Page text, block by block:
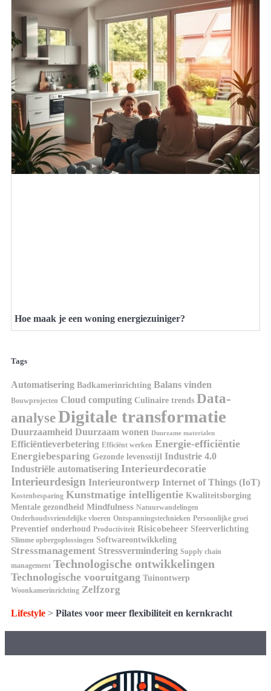
Hoe maak je een woning energiezuiniger?
Tags
Automatisering Badkamerinrichting Balans vinden
Bouwprojecten Cloud computing Culinaire trends Data-
analyseDigitale transformatie
Duurzaamheid Duurzaam wonen Duurzame materialen
Efficiëntieverbetering Efficiënt werken Energie-efficiëntie
Energiebesparing Gezonde levensstijl Industrie 4.0
Industriële automatisering Interieurdecoratie
Interieurdesign Interieurontwerp Internet of Things (IoT)
Kostenbesparing Kunstmatige intelligentie Kwaliteitsborging
Mentale gezondheid Mindfulness Natuurwandelingen
Onderhoudsvriendelijke vloeren Ontspanningstechnieken Persoonlijke groei
Preventief onderhoud Productiviteit Risicobeheer Sfeerverlichting
Slimme opbergoplossingen Softwareontwikkeling
Stressmanagement Stressvermindering Supply chain
management Technologische ontwikkelingen
Technologische vooruitgang Tuinontwerp
Woonkamerinrichting Zelfzorg
Lifestyle > Pilates voor meer flexibiliteit en kernkracht